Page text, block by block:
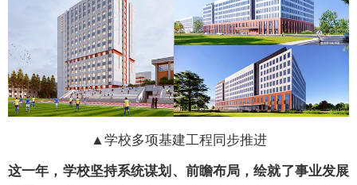
▲学校多项基建工程同步推进
这一年，学校坚持系统谋划、前瞻布局，绘就了事业发展